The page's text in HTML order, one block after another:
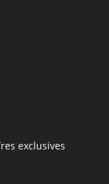
exclusives